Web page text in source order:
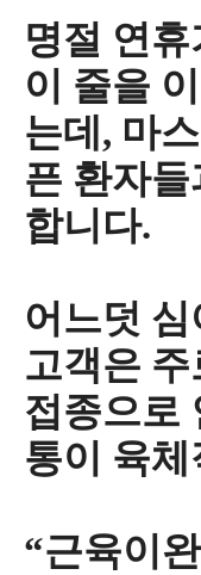
명절 연
이 줄을
는데, 마
픈 환자
합니다.
어느덧
고객은
접종으로
통이 육
“근육이